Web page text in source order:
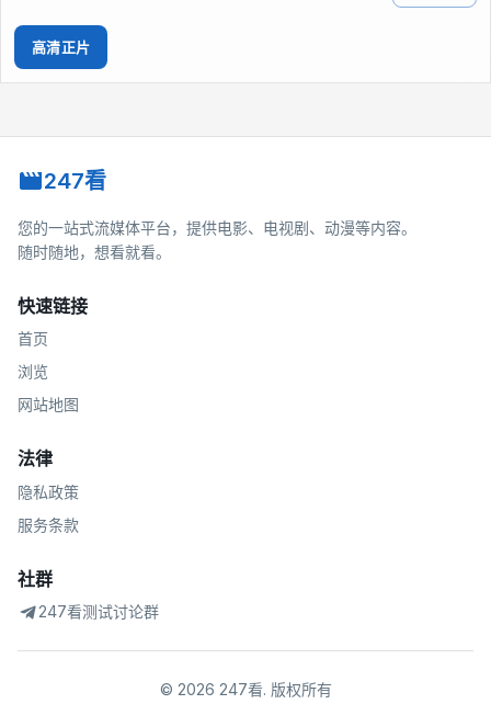
高清正片
247看
您的一站式流媒体平台，提供电影、电视剧、动漫等内容。
随时随地，想看就看。
快速链接
首页
浏览
网站地图
法律
隐私政策
服务条款
社群
247看测试讨论群
© 2026 247看. 版权所有